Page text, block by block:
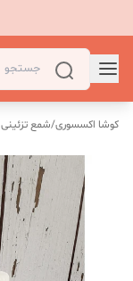
کوشا اکسسوری/شمع تزئینی